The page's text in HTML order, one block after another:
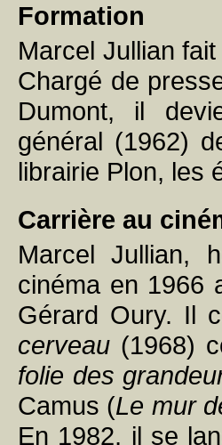
Formation
Marcel Jullian
Chargé de
Dumont, il
général (1962)
librairie Plon, les
Carrière au
Marcel Jullian,
cinéma en 1966
Gérard Oury. Il
cerveau (1968)
folie des
Camus (Le mur
En 1982, il se